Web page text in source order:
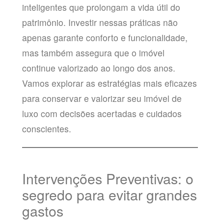
inteligentes que prolongam a vida útil do
patrimônio. Investir nessas práticas não
apenas garante conforto e funcionalidade,
mas também assegura que o imóvel
continue valorizado ao longo dos anos.
Vamos explorar as estratégias mais eficazes
para conservar e valorizar seu imóvel de
luxo com decisões acertadas e cuidados
conscientes.
Intervenções Preventivas: o
segredo para evitar grandes
gastos